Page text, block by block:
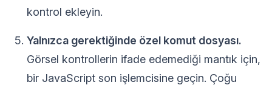
kontrol ekleyin.
Yalnızca gerektiğinde özel komut dosyası.
Görsel kontrollerin ifade edemediği mantık için,
bir JavaScript son işlemcisine geçin. Çoğu